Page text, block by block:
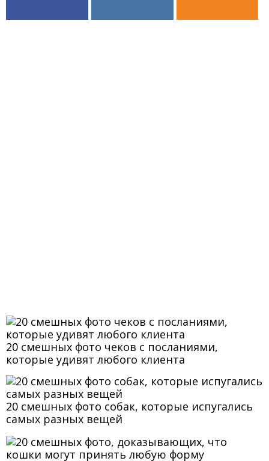
20 смешных фото чеков с посланиями,
которые удивят любого клиента
20 смешных фото собак, которые испугались
самых разных вещей